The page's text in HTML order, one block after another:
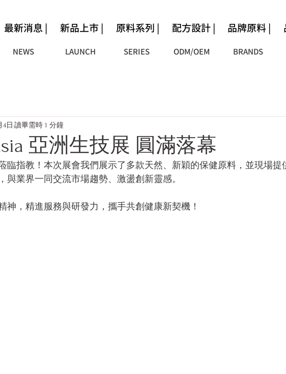
最新消息 | 新品上市 | 原料系列 | 配方設計 | 品牌原料 |
NEWS LAUNCH SERIES ODM/OEM BRANDS
亞洲生技展 圓滿落幕
4日 讀畢需時 1 分鐘
臨指教！本次展會我們展示了多款天然、新穎的保健原料，並現場提
與業界一同交流市場趨勢、激盪創新靈感。
神，精進服務與研發力，攜手共創健康新契機！